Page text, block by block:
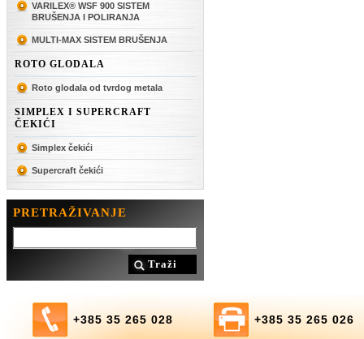
VARILEX® WSF 900 SISTEM
BRUŠENJA I POLIRANJA
MULTI-MAX SISTEM BRUŠENJA
ROTO GLODALA
Roto glodala od tvrdog metala
SIMPLEX I SUPERCRAFT
ČEKIĆI
Simplex čekići
Supercraft čekići
PRETRAŽIVANJE
Traži
+385 35 265 028 +385 35 265 026